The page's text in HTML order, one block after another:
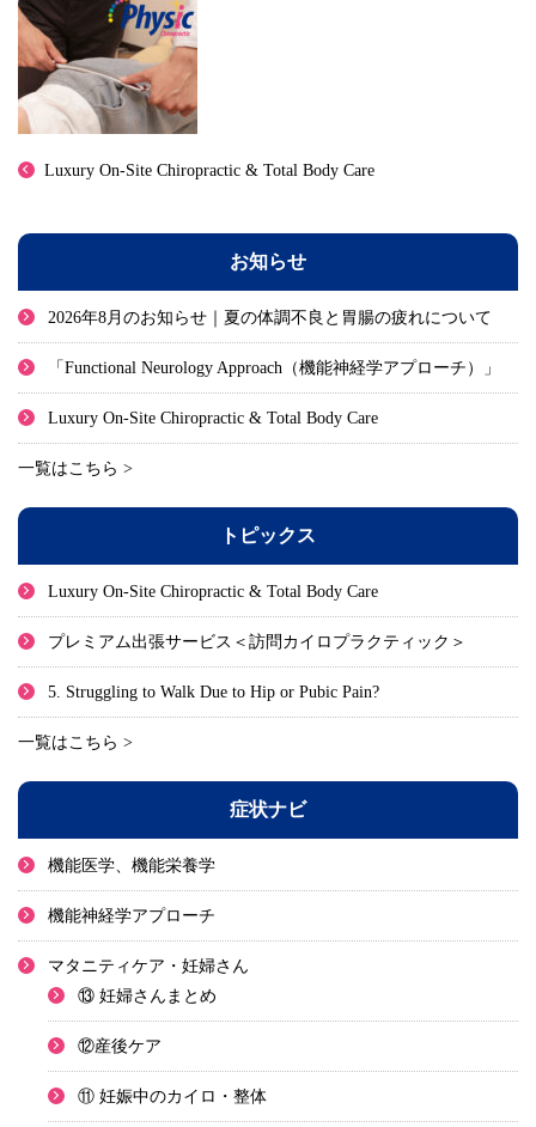
Luxury On-Site Chiropractic & Total Body Care
お知らせ
2026年8月のお知らせ｜夏の体調不良と胃腸の疲れについて
「Functional Neurology Approach（機能神経学アプローチ）」
Luxury On-Site Chiropractic & Total Body Care
一覧はこちら >
トピックス
Luxury On-Site Chiropractic & Total Body Care
プレミアム出張サービス＜訪問カイロプラクティック＞
5. Struggling to Walk Due to Hip or Pubic Pain?
一覧はこちら >
症状ナビ
機能医学、機能栄養学
機能神経学アプローチ
マタニティケア・妊婦さん
⑬ 妊婦さんまとめ
⑫産後ケア
⑪ 妊娠中のカイロ・整体